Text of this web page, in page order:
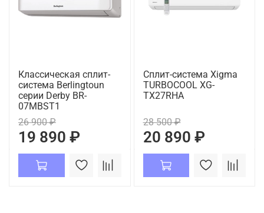
Классическая сплит-
система Berlingtoun
серии Derby BR-
07MBST1
26 900 ₽
19 890 ₽
Сплит-система Xigma
TURBOCOOL XG-
TX27RHA
28 500 ₽
20 890 ₽